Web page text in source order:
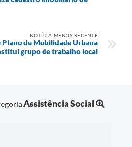
NOTÍCIA MENOS RECENTE
Plano de Mobilidade Urbana
grupo de trabalho local
Assistência Social